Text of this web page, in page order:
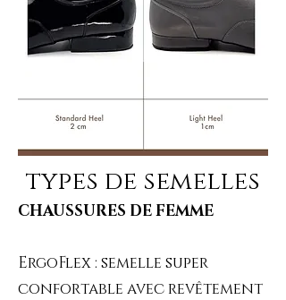
types de semelles
CHAUSSURES DE FEMME
ErgoFlex : semelle super
confortable avec revêtement